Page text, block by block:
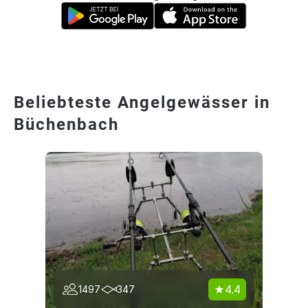
Beliebteste Angelgewässer in
Büchenbach
1497 347 4.4